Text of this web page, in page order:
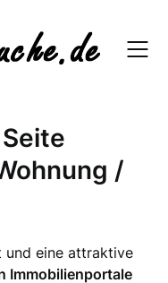
/
und eine attraktive
Immobilienportale